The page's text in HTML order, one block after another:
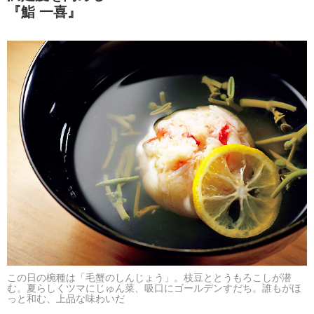
『鮨 一喜』
この日の椀種は「毛蟹のしんじょう」。枝豆ととうもろこしが潜
む。夏らしくツマにじゅん菜、吸口にゴールデンすだち。誰もがほ
っと和む、上品な味わいだ